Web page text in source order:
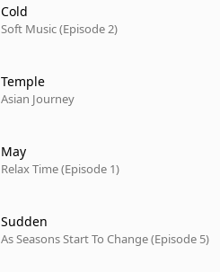
Cold
Soft Music (Episode 2)
Temple
Asian Journey
May
Relax Time (Episode 1)
Sudden
As Seasons Start To Change (Episode 5)